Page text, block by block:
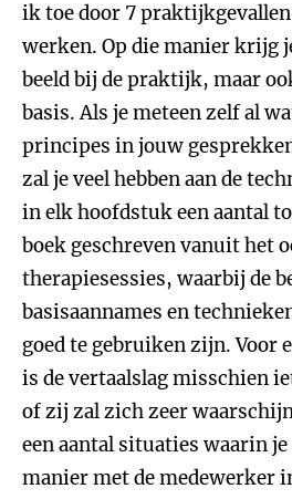
ik toe door 7
werken. Op die manier krijg
beeld bij de praktijk, maar
basis. Als je meteen zelf al
principes in jouw
zal je veel hebben aan de
in elk hoofdstuk een aantal
boek geschreven vanuit het
therapiesessies, waarbij de
basisaannames en
goed te gebruiken zijn. Voor
is de vertaalslag misschien
of zij zal zich zeer
een aantal situaties waarin je
manier met de medewerker